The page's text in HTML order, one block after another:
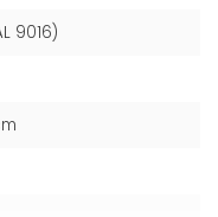
9016)